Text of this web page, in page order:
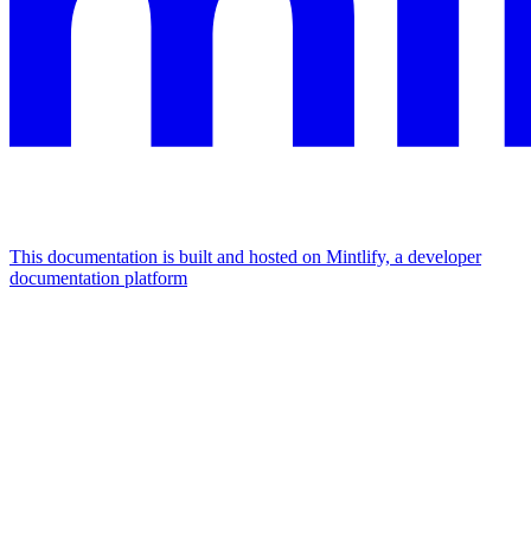
This documentation is built and hosted on Mintlify, a developer
documentation platform